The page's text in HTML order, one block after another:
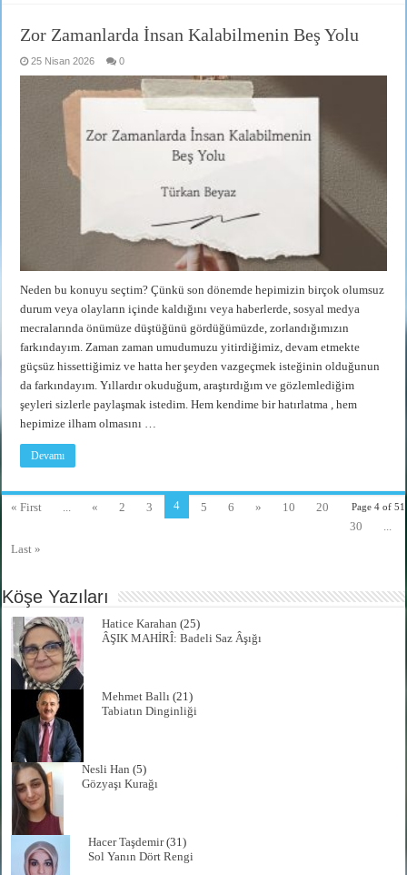
Zor Zamanlarda İnsan Kalabilmenin Beş Yolu
25 Nisan 2026 0
Neden bu konuyu seçtim? Çünkü son dönemde hepimizin birçok olumsuz
durum veya olayların içinde kaldığını veya haberlerde, sosyal medya
mecralarında önümüze düştüğünü gördüğümüzde, zorlandığımızın
farkındayım. Zaman zaman umudumuzu yitirdiğimiz, devam etmekte
güçsüz hissettiğimiz ve hatta her şeyden vazgeçmek isteğinin olduğunun
da farkındayım. Yıllardır okuduğum, araştırdığım ve gözlemlediğim
şeyleri sizlerle paylaşmak istedim. Hem kendime bir hatırlatma , hem
hepimize ilham olmasını …
Devamı
Page 4 of 51
« First ... « 2 3 4 5 6 » 10
20
30
...
Last »
Köşe Yazıları
Hatice Karahan (25)
ÂŞIK MAHİRÎ: Badeli Saz Âşığı
Mehmet Ballı (21)
Tabiatın Dinginliği
Nesli Han (5)
Gözyaşı Kurağı
Hacer Taşdemir(31)
Sol Yanın Dört Rengi